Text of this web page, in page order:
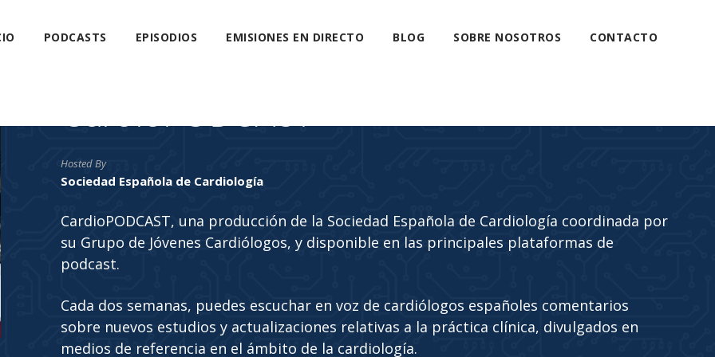
PODCASTS EPISODIOS EMISIONES EN DIRECTO BLOG SOBRE NOSOTROS CONTACTO
CardioPODCAST
Hosted By
Sociedad Española de Cardiología
CardioPODCAST, una producción de la Sociedad Española de Cardiología coordinada por
su Grupo de Jóvenes Cardiólogos, y disponible en las principales plataformas de
podcast.
Cada dos semanas, puedes escuchar en voz de cardiólogos españoles comentarios
sobre nuevos estudios y actualizaciones relativas a la práctica clínica, divulgados en
medios de referencia en el ámbito de la cardiología.